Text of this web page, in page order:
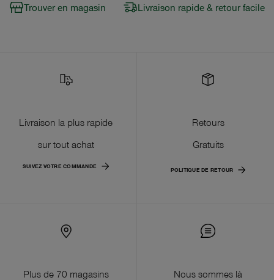
Trouver en magasin Livraison rapide & retour facile
Livraison la plus rapide
sur tout achat
SUIVEZ VOTRE COMMANDE
Retours
Gratuits
POLITIQUE DE RETOUR
Plus de 70 magasins
Nous sommes là